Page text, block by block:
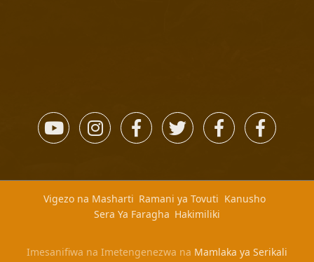
Vigezo na Masharti Ramani ya Tovuti Kanusho
Sera Ya Faragha Hakimiliki
Imesanifiwa na Imetengenezwa na Mamlaka ya Serikali